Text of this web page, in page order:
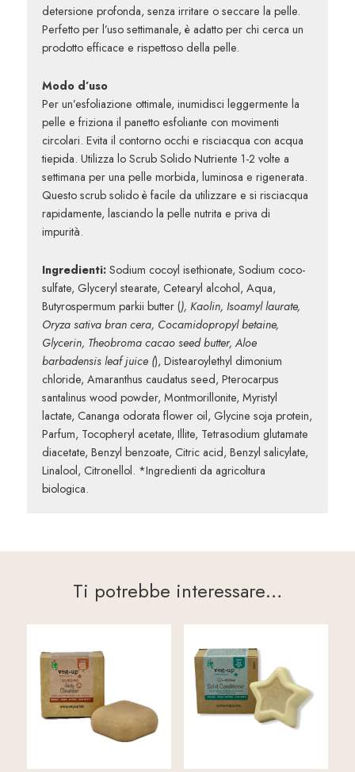
detersione profonda, senza irritare o seccare la pelle.
Perfetto per l’uso settimanale, è adatto per chi cerca un
prodotto efficace e rispettoso della pelle.
Modo d’uso
Per un’esfoliazione ottimale, inumidisci leggermente la
pelle e friziona il panetto esfoliante con movimenti
circolari. Evita il contorno occhi e risciacqua con acqua
tiepida. Utilizza lo Scrub Solido Nutriente 1-2 volte a
settimana per una pelle morbida, luminosa e rigenerata.
Questo scrub solido è facile da utilizzare e si risciacqua
rapidamente, lasciando la pelle nutrita e priva di
impurità.
Ingredienti: Sodium cocoyl isethionate, Sodium coco-
sulfate, Glyceryl stearate, Cetearyl alcohol, Aqua,
Butyrospermum parkii butter (), Kaolin, Isoamyl laurate,
Oryza sativa bran cera, Cocamidopropyl betaine,
Glycerin, Theobroma cacao seed butter, Aloe
barbadensis leaf juice (), Distearoylethyl dimonium
chloride, Amaranthus caudatus seed, Pterocarpus
santalinus wood powder, Montmorillonite, Myristyl
lactate, Cananga odorata flower oil, Glycine soja protein,
Parfum, Tocopheryl acetate, Illite, Tetrasodium glutamate
diacetate, Benzyl benzoate, Citric acid, Benzyl salicylate,
Linalool, Citronellol. *Ingredienti da agricoltura
biologica.
Ti potrebbe interessare…